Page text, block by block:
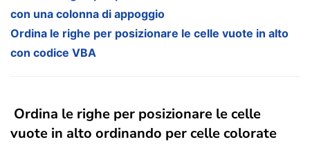
con una colonna di appoggio
Ordina le righe per posizionare le celle vuote in alto
con codice VBA
Ordina le righe per posizionare le celle
vuote in alto ordinando per celle colorate